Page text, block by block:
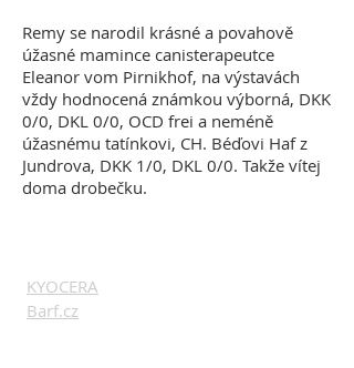
Remy se narodil krásné a povahově
úžasné mamince canisterapeutce
Eleanor vom Pirnikhof, na výstavách
vždy hodnocená známkou výborná, DKK
0/0, DKL 0/0, OCD frei a neméně
úžasnému tatínkovi, CH. Béďovi Haf z
Jundrova, DKK 1/0, DKL 0/0. Takže vítej
doma drobečku.
KYOCERA
Barf.cz